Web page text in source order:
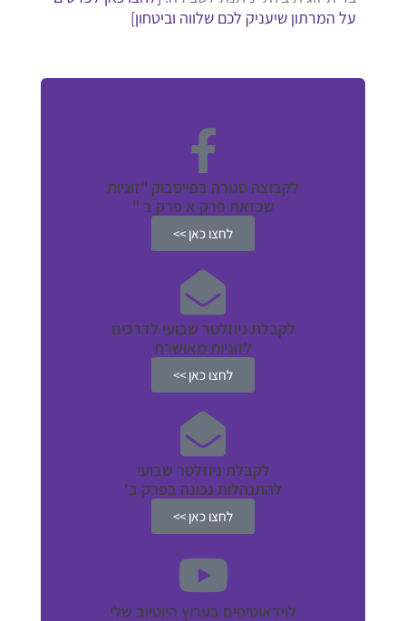
על המרתון שיעניק לכם שלווה וביטחון]
לקבוצה סגורה בפייסבוק "זוגיות
שכזאת פרק א פרק ב "
לחצו כאן >>
לקבלת ניוזלטר שבועי לדרכים
לזוגיות מאושרת
לחצו כאן >>
לקבלת ניוזלטר שבועי
להתנהלות נכונה בפרק ב'
לחצו כאן >>
לוידאוטיפים בערוץ היוטיוב שלי